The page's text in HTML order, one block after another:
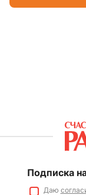
Подписка
Даю